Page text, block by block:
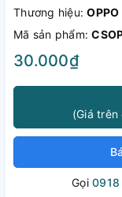
Thương hiệu:OPPO
Mã sản phẩm:
30.000₫
(Giá
Gọi